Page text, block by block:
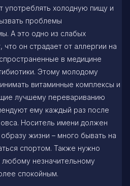
употреблять холодную пищу и
проблемы
А это одно из слабых
он страдает от аллергии на
в медицине
Этому молодому
витаминные комплексы и
лучшему перевариванию
ему каждый раз после
Носитель имени должен
жизни – много бывать на
спортом. Также нужно
любому незначительному
спокойным.